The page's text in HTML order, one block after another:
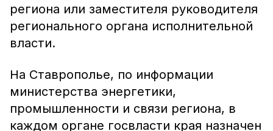
региона или заместителя руководителя
регионального органа исполнительной
власти.
На Ставрополье, по информации
министерства энергетики,
промышленности и связи региона, в
каждом органе госвласти края назначен